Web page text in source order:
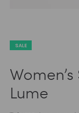
SALE
Lume